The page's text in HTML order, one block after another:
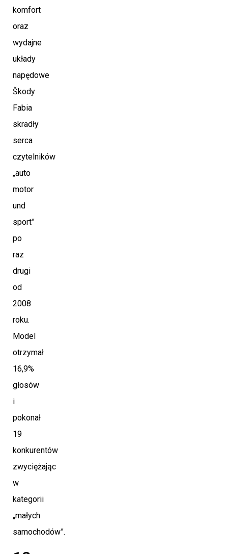
komfort
oraz
wydajne
układy
napędowe
Škody
Fabia
skradły
serca
czytelników
„auto
motor
und
sport”
po
raz
drugi
od
2008
roku.
Model
otrzymał
16,9%
głosów
i
pokonał
19
konkurentów
zwyciężając
w
kategorii
„małych
samochodów”.